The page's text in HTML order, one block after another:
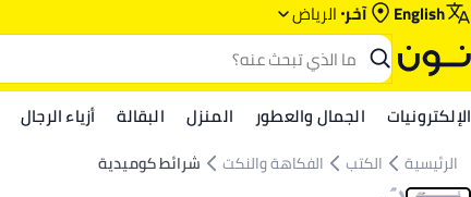
English آخر الرياض‎‎
الإلكترونيات الجمال والعطور المنزل البقالة أزياء الرجال
الرئيسية الكتب الفكاهة والنكت شرائط كوميدية